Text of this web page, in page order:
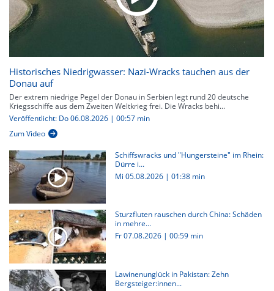
Historisches Niedrigwasser: Nazi-Wracks tauchen aus der
Donau auf
Der extrem niedrige Pegel der Donau in Serbien legt rund 20 deutsche
Kriegsschiffe aus dem Zweiten Weltkrieg frei. Die Wracks behi...
Veröffentlicht: Do 06.08.2026 | 00:57 min
Zum Video
Schiffswracks und "Hungersteine" im Rhein:
Dürre i...
Mi 05.08.2026 | 01:38 min
Sturzfluten rauschen durch China: Schäden
in mehre...
Fr 07.08.2026 | 00:59 min
Lawinenunglück in Pakistan: Zehn
Bergsteiger:innen...